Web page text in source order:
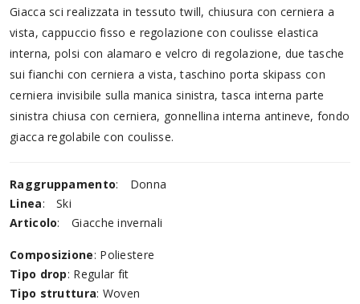
Giacca sci realizzata in tessuto twill, chiusura con cerniera a
vista, cappuccio fisso e regolazione con coulisse elastica
interna, polsi con alamaro e velcro di regolazione, due tasche
sui fianchi con cerniera a vista, taschino porta skipass con
cerniera invisibile sulla manica sinistra, tasca interna parte
sinistra chiusa con cerniera, gonnellina interna antineve, fondo
giacca regolabile con coulisse.
Raggruppamento:
Donna
Linea:
Ski
Articolo: Giacche invernali
Composizione: Poliestere
Tipo drop: Regular fit
Tipo struttura: Woven